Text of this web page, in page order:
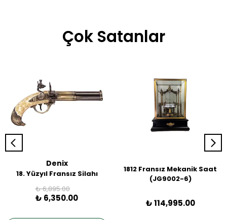
Çok Satanlar
Denix
18. Yüzyıl Fransız Silahı
₺ 6,895.00
₺ 6,350.00
1812 Fransız Mekanik Saat
(JG9002-6)
₺ 114,995.00